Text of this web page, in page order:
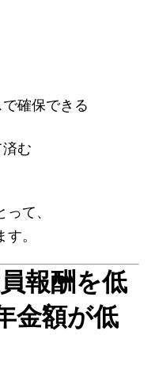
確保できる
む
て、
。
報酬を低
金額が低